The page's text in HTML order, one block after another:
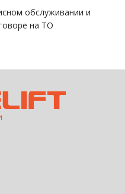
обслуживании и
на ТО